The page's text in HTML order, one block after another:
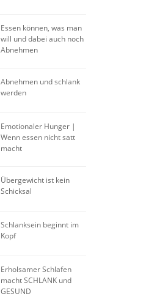
Essen können, was man
will und dabei auch noch
Abnehmen
Abnehmen und schlank
werden
Emotionaler Hunger |
Wenn essen nicht satt
macht
Übergewicht ist kein
Schicksal
Schlanksein beginnt im
Kopf
Erholsamer Schlafen
macht SCHLANK und
GESUND